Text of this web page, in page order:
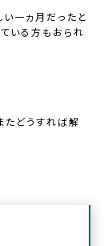
一ヵ月だったと
いる方もおられ
たどうすれば解